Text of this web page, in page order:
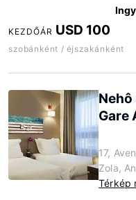
KEZDŐÁR USD 100
szobánként / éjszakánként
Nehô
Gare
17,
Zola,
Térkép